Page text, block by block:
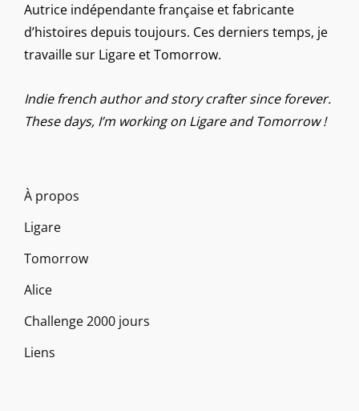
Autrice indépendante française et fabricante
d’histoires depuis toujours. Ces derniers temps, je
travaille sur Ligare et Tomorrow.
Indie french author and story crafter since forever.
These days, I’m working on Ligare and Tomorrow !
À propos
Ligare
Tomorrow
Alice
Challenge 2000 jours
Liens